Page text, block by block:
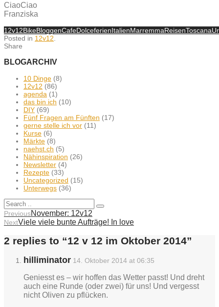
CiaoCiao
Franziska
12v12BikeBloggenCafeDolceferienItalienMarremmaReisenToscana
Posted in 12v12
Share
BLOGARCHIV
10 Dinge (8)
12v12 (86)
agenda (1)
das bin ich (10)
DIY (69)
Fünf Fragen am Fünften (17)
gerne stelle ich vor (11)
Kurse (6)
Märkte (8)
naehst.ch (5)
Nähinspiration (26)
Newsletter (4)
Rezepte (33)
Uncategorized (15)
Unterwegs (36)
PreviousNovember: 12v12
NextViele viele bunte Aufträge! In love
2 replies to “12 v 12 im Oktober 2014”
hilliminator 14. Oktober 2014 at 06:35
Geniesst es – wir hoffen das Wetter passt! Und dreht
auch eine Runde (oder zwei) für uns! Und vergesst
nicht Oliven zu pflücken.